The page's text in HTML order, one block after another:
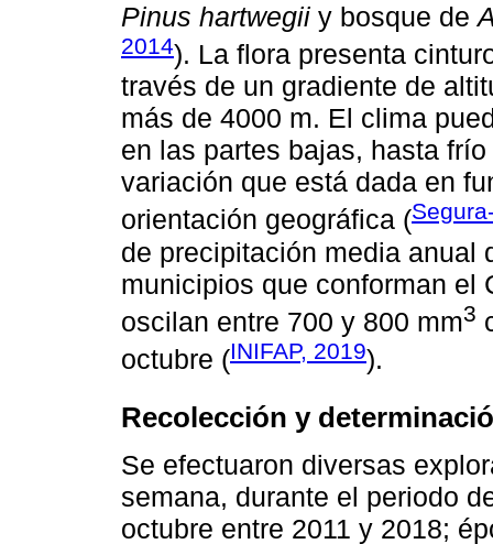
Pinus hartwegii y bosque de
2014). La flora presenta
través de un gradiente de
más de 4000 m. El clima
en las partes bajas, hasta
variación que está dada en
orientación geográfica (
de precipitación media anual
municipios que conforman el
oscilan entre 700 y 800 mm3
octubre (INIFAP, 2019).
Recolección y
Se efectuaron diversas
semana, durante el periodo
octubre entre 2011 y 2018;